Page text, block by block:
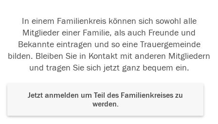
In einem Familienkreis können sich sowohl alle
Mitglieder einer Familie, als auch Freunde und
Bekannte eintragen und so eine Trauergemeinde
bilden. Bleiben Sie in Kontakt mit anderen Mitgliedern
und tragen Sie sich jetzt ganz bequem ein.
Jetzt anmelden um Teil des Familienkreises zu
werden.